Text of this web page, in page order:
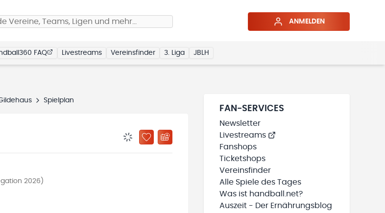
Vereine, Teams, Ligen und mehr… ANMELDEN
FAQ Livestreams Vereinsfinder 3. Liga JBLH
Spielplan
BENACHRICHTIGUNGSSTATUS WIRD GELADEN
ZU „MEINE TEAMS“ HINZUFÜGEN
2026)
FAN-SERVICES
Newsletter
Livestreams
Fanshops
Ticketshops
Vereinsfinder
Alle Spiele des Tages
Was ist handball.net?
Auszeit - Der Ernährungsblog